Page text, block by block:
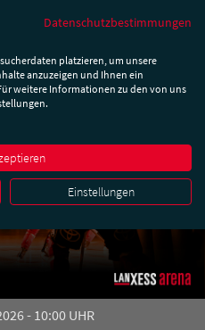
- 10:00 UHR
Datenschutzbestimmungen
platzieren, um unsere
anzuzeigen und Ihnen ein
weitere Informationen zu den von uns
Einstellungen